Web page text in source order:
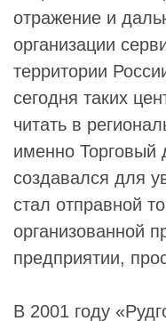
отражение и
организации
территории
сегодня таких
читать в
именно Торговый
создавался для
стал отправной
организованной
предприятии,
В 2001 году